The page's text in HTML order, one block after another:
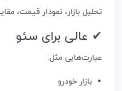
تحلیل بازار، نمودار قیمت،
✔ عالی برای سئو
عبارت‌هایی مثل:
بازار خودرو